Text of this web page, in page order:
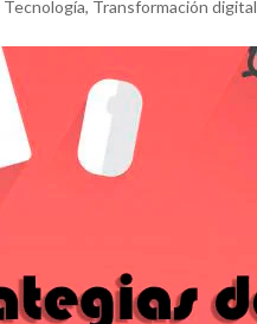
Tecnología, Transformación digital